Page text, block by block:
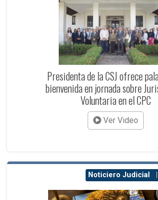
Presidenta de la CSJ ofrece
bienvenida en jornada sobre
Voluntaria en el CPC
Ver Video
Noticiero Judicial